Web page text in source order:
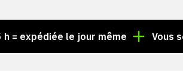
le jour même Vous